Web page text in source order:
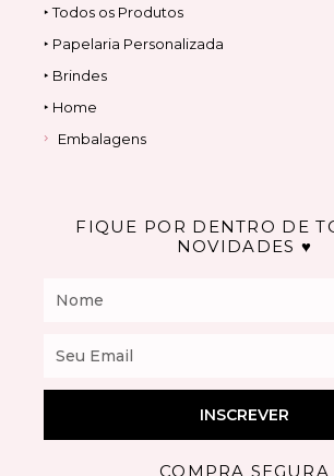
‣ Todos os Produtos
‣ Papelaria Personalizada
‣ Brindes
‣ Home
Embalagens
FIQUE POR DENTRO DE
NOVIDADES ♥
INSCREVER
COMPRA SEGURA